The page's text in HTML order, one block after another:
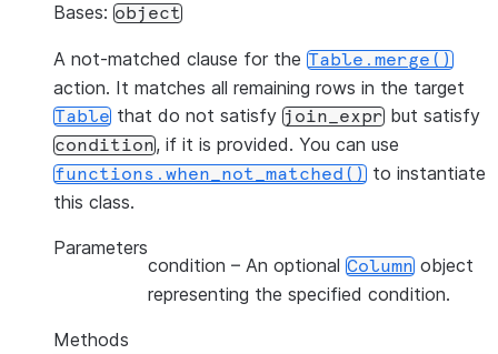
Bases: object
A not-matched clause for the Table.merge()
action. It matches all remaining rows in the target
Table that do not satisfy join_expr but satisfy
condition, if it is provided. You can use
functions.when_not_matched() to instantiate
this class.
Parameters
condition – An optional Column object
representing the specified condition.
Methods